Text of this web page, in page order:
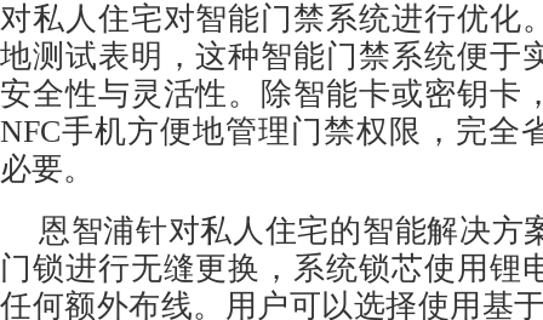
对私人住宅对智能门禁系统进行优化
地测试表明，这种智能门禁系统便于
安全性与灵活性。除智能卡或密钥卡
NFC手机方便地管理门禁权限，完全
必要。
恩智浦针对私人住宅的智能解决方
门锁进行无缝更换，系统锁芯使用锂
任何额外布线。用户可以选择使用基